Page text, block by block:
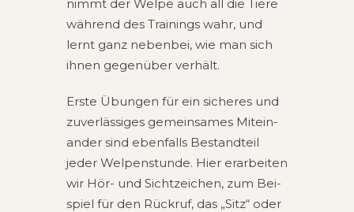
nimmt der Welpe auch all die Tiere
wäh­rend des Trai­nings wahr, und
lernt ganz neben­bei, wie man sich
ihnen gegen­über verhält.
Erste Übun­gen für ein siche­res und
zuver­läs­si­ges gemein­sa­mes Mit­ein­
an­der sind eben­falls Bestand­teil
jeder Wel­pen­stun­de. Hier erar­bei­ten
wir Hör- und Sicht­zei­chen, zum Bei­
spiel für den Rück­ruf, das „Sitz“ oder